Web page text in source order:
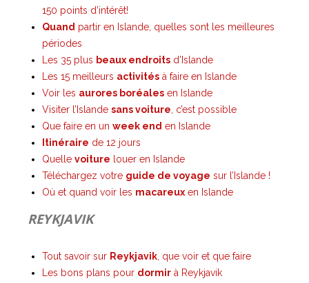
150 points d’intérêt!
Quand partir en Islande, quelles sont les meilleures
périodes
Les 35 plus beaux endroits d’Islande
Les 15 meilleurs activités à faire en Islande
Voir les aurores boréales en Islande
Visiter l’Islande sans voiture , c’est possible
Que faire en un week end en Islande
Itinéraire de 12 jours
Quelle voiture louer en Islande
Téléchargez votre guide de voyage sur l’Islande !
Où et quand voir les macareux en Islande
REYKJAVIK
Tout savoir sur Reykjavik , que voir et que faire
Les bons plans pour dormir à Reykjavik